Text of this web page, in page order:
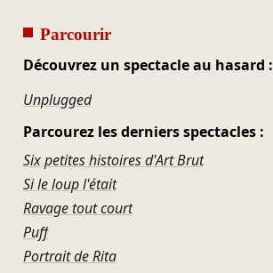
Parcourir
Découvrez un spectacle au hasard :
Unplugged
Parcourez les derniers spectacles :
Six petites histoires d'Art Brut
Si le loup l'était
Ravage tout court
Puff
Portrait de Rita